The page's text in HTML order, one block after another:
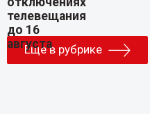
Еще в рубрике